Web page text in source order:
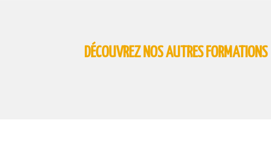
DÉCOUVREZ NOS AUTRES FORMATIONS